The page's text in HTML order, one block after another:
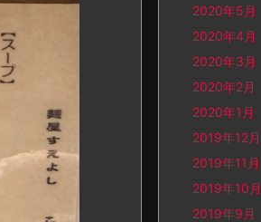
2020年5月
2020年4月
2020年3月
2020年2月
2020年1月
2019年12月
2019年11月
2019年10月
2019年9月